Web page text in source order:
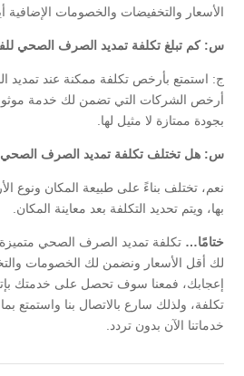
الأسعار والتخفيضات والخصومات الإضافية
س: كم تبلغ تكلفة تمديد الصرف الصحي
ج: استمتع بأرخص تكلفة ممكنة عند تمديد
أرخص الشركات التي تضمن لك خدمة
بجودة ممتازة لا مثيل لها.
س: هل تختلف تكلفة تمديد الصرف
نعم، تختلف بناءً على طبيعة المكان ونوع
بها، ويتم تحديد التكلفة بعد معاينة المكان.
ختامًا… تكلفة تمديد الصرف الصحي متميزة
لك أقل الأسعار ونضمن لك الخصومات
إعجابك، فمعنا سوف تحصل على خدمتك
تكلفة، ولذلك سارع بالاتصال بنا واستمتع
خدماتنا الآن بدون تردد.